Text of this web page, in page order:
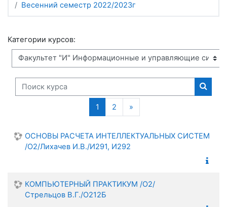
Весенний семестр 2022/2023г
Категории курсов:
Поиск курса
Поиск
1 (текущая)
2 »Следующая страница
ОСНОВЫ РАСЧЕТА ИНТЕЛЛЕКТУАЛЬНЫХ СИСТЕМ
/О2/Лихачев И.В./И291, И292
КОМПЬЮТЕРНЫЙ ПРАКТИКУМ /О2/
Стрельцов В.Г./О212Б